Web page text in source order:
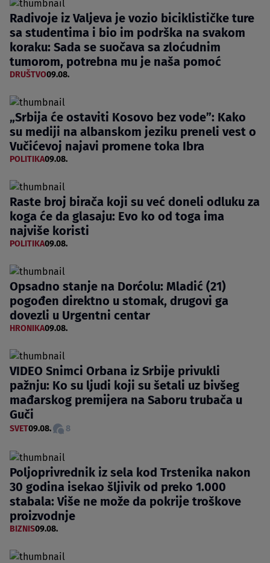
Radivoje iz Valjeva je vozio biciklističke ture
sa studentima i bio im podrška na svakom
koraku: Sada se suočava sa zloćudnim
tumorom, potrebna mu je naša pomoć
DRUŠTVO09.08.
„Srbija će ostaviti Kosovo bez vode”: Kako
su mediji na albanskom jeziku preneli vest o
Vučićevoj najavi promene toka Ibra
POLITIKA09.08.
Raste broj birača koji su već doneli odluku za
koga će da glasaju: Evo ko od toga ima
najviše koristi
POLITIKA09.08.
Opsadno stanje na Dorćolu: Mladić (21)
pogođen direktno u stomak, drugovi ga
dovezli u Urgentni centar
HRONIKA09.08.
VIDEO Snimci Orbana iz Srbije privukli
pažnju: Ko su ljudi koji su šetali uz bivšeg
mađarskog premijera na Saboru trubača u
Guči
SVET09.08. 8
Poljoprivrednik iz sela kod Trstenika nakon
30 godina isekao šljivik od preko 1.000
stabala: Više ne može da pokrije troškove
proizvodnje
BIZNIS09.08.